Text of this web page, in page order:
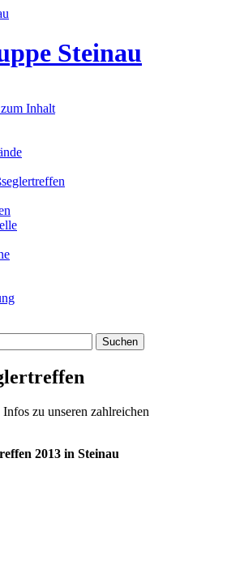
Steinau
Inhalt
zu unseren zahlreichen
2013 in Steinau